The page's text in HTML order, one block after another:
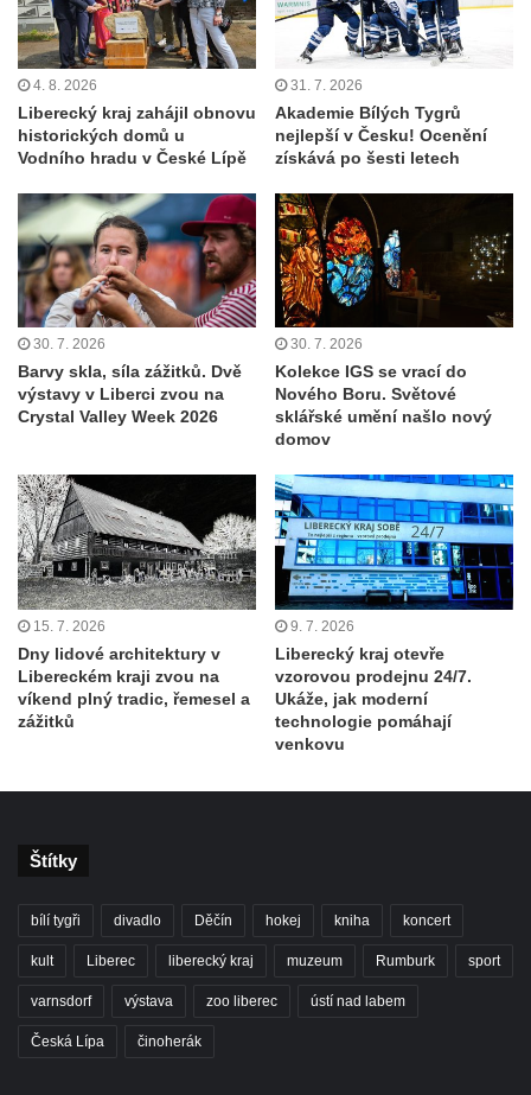
4. 8. 2026
Liberecký kraj zahájil obnovu
historických domů u
Vodního hradu v České Lípě
31. 7. 2026
Akademie Bílých Tygrů
nejlepší v Česku! Ocenění
získává po šesti letech
30. 7. 2026
Barvy skla, síla zážitků. Dvě
výstavy v Liberci zvou na
Crystal Valley Week 2026
30. 7. 2026
Kolekce IGS se vrací do
Nového Boru. Světové
sklářské umění našlo nový
domov
15. 7. 2026
Dny lidové architektury v
Libereckém kraji zvou na
víkend plný tradic, řemesel a
zážitků
9. 7. 2026
Liberecký kraj otevře
vzorovou prodejnu 24/7.
Ukáže, jak moderní
technologie pomáhají
venkovu
Štítky
bílí tygři divadlo Děčín hokej kniha koncert
kult Liberec liberecký kraj muzeum Rumburk sport
varnsdorf výstava zoo liberec ústí nad labem
Česká Lípa činoherák